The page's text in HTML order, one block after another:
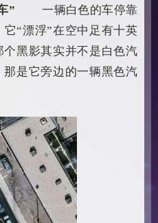
”
一辆白色的车停靠
“漂浮”在空中足有十英
黑影其实并不是白色汽
是它旁边的一辆黑色汽